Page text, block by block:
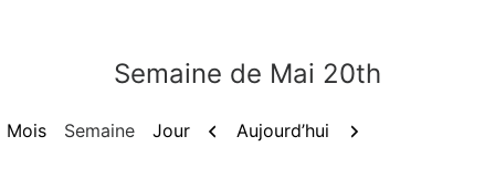
Semaine de Mai 20th
Mois Semaine Jour Précédent
Aujourd’hui Suivant